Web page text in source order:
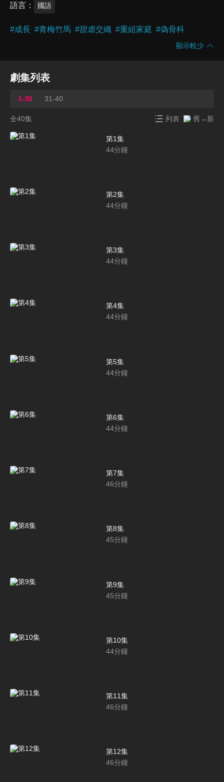
語言 國語
#成長 #青梅竹馬 #甜虐交織 #重組家庭 #偽骨科
顯示較少
劇集列表
1-30 31-40
全40集 列表 舊→新
第1集
44分鐘
第2集
44分鐘
第3集
44分鐘
第4集
44分鐘
第5集
44分鐘
第6集
44分鐘
第7集
46分鐘
第8集
45分鐘
第9集
45分鐘
第10集
44分鐘
第11集
46分鐘
第12集
46分鐘